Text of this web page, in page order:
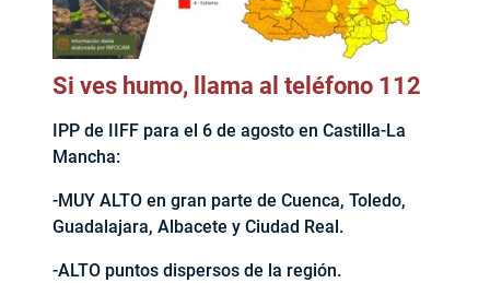
Si ves humo, llama al teléfono 112
IPP de IIFF para el 6 de agosto en Castilla-La
Mancha:
-MUY ALTO en gran parte de Cuenca, Toledo,
Guadalajara, Albacete y Ciudad Real.
-ALTO puntos dispersos de la región.